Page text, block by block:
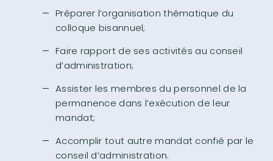
Préparer l’organisation thématique du
colloque bisannuel;
Faire rapport de ses activités au conseil
d’administration;
Assister les membres du personnel de la
permanence dans l’exécution de leur
mandat;
Accomplir tout autre mandat confié par le
conseil d’administration.